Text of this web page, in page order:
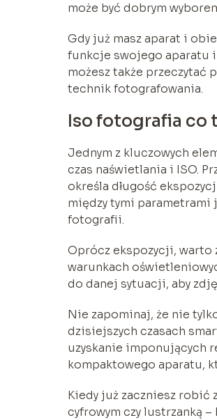
może być dobrym
Gdy już masz aparat i
funkcje swojego aparatu
możesz także przeczytać
technik fotografowania.
Iso fotografia co
Jednym z kluczowych
czas naświetlania i ISO.
określa długość
między tymi parametrami
fotografii.
Oprócz ekspozycji, warto
warunkach
do danej sytuacji, aby
Nie zapominaj, że nie
dzisiejszych czasach
uzyskanie imponujących
kompaktowego aparatu,
Kiedy już zaczniesz
cyfrowym czy lustrzanką